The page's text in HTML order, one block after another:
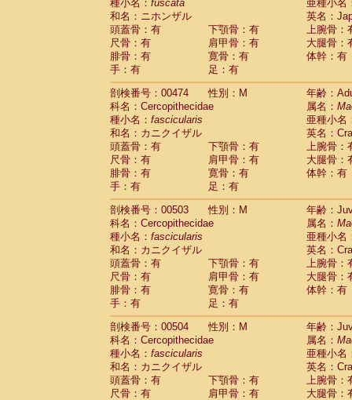
種小名： fuscata
亜種小名
和名：ニホンザル
英名：
頭蓋骨：有
下顎骨：有
上腕骨：
尺骨：有
肩甲骨：有
大腿骨：
腓骨：有
寛骨：有
体幹：有
手：有
足：有
剖検番号：00474
性別：M
年齢：
科名：Cercopithecidae
属名：
種小名： fascicularis
亜種小名
和名：カニクイザル
英名：
頭蓋骨：有
下顎骨：有
上腕骨：
尺骨：有
肩甲骨：有
大腿骨：
腓骨：有
寛骨：有
体幹：有
手：有
足：有
剖検番号：00503
性別：M
年齢：
科名：Cercopithecidae
属名：
種小名： fascicularis
亜種小名
和名：カニクイザル
英名：
頭蓋骨：有
下顎骨：有
上腕骨：
尺骨：有
肩甲骨：有
大腿骨：
腓骨：有
寛骨：有
体幹：有
手：有
足：有
剖検番号：00504
性別：M
年齢：
科名：Cercopithecidae
属名：
種小名： fascicularis
亜種小名
和名：カニクイザル
英名：
頭蓋骨：有
下顎骨：有
上腕骨：
尺骨：有
肩甲骨：有
大腿骨：